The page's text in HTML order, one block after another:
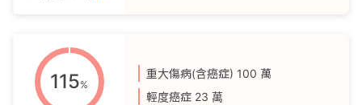
115%
重大傷病(含癌症) 100 萬
輕度癌症 23 萬